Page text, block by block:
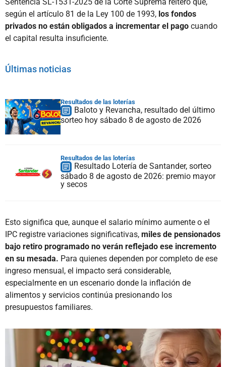
según el artículo 81 de la Ley 100 de 1993, los fondos
privados no están obligados a incrementar el pago cuando
el capital resulta insuficiente.
Últimas noticias
Resultados de las loterías
Baloto y Revancha, resultado del último
sorteo hoy sábado 8 de agosto de 2026
Resultados de las loterías
Resultado Lotería de Santander, sorteo
sábado 8 de agosto de 2026: premio mayor
y secos
Esto significa que, aunque el salario mínimo aumente o el
IPC registre variaciones significativas, miles de pensionados
bajo retiro programado no verán reflejado ese incremento
en su mesada. Para quienes dependen por completo de ese
ingreso mensual, el impacto será considerable,
especialmente en un escenario donde la inflación de
alimentos y servicios continúa presionando los
presupuestos familiares.